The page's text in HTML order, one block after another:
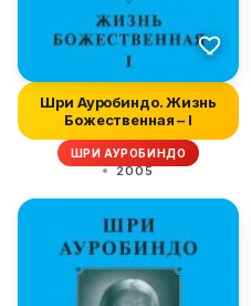
Шри Ауробиндо. Жизнь
Божественная – I
ШРИ АУРОБИНДО
2005